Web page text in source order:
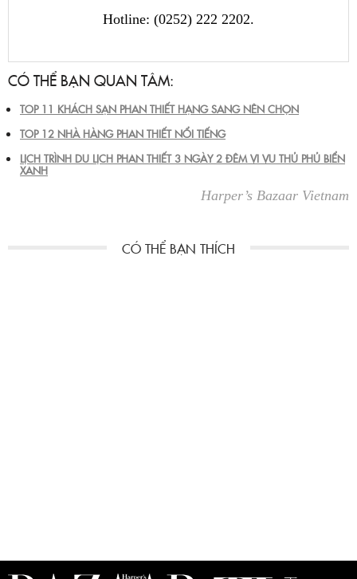
Hotline: (0252) 222 2202.
CÓ THỂ BẠN QUAN TÂM:
TOP 11 KHÁCH SẠN PHAN THIẾT HẠNG SANG NÊN CHỌN
TOP 12 NHÀ HÀNG PHAN THIẾT NỔI TIẾNG
LỊCH TRÌNH DU LỊCH PHAN THIẾT 3 NGÀY 2 ĐÊM VI VU THỦ PHỦ BIỂN
XANH
Harper’s Bazaar Vietnam